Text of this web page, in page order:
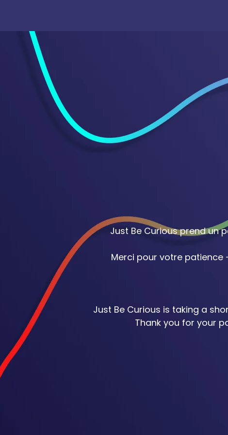
Just Be Curious prend un
Merci pour votre patience
Just Be Curious is taking a
Thank you for your